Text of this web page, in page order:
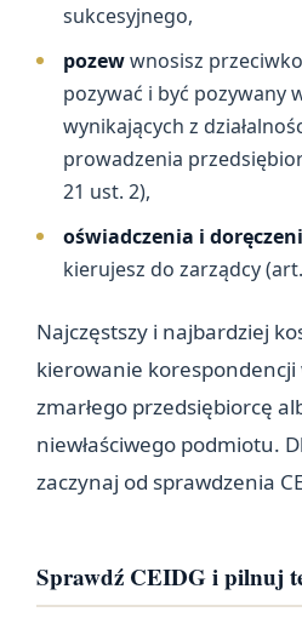
sukcesyjnego,
pozewwnosisz
pozywać i być pozywany
wynikających z
prowadzenia
21 ust. 2),
oświadczenia i
kierujesz do zarządcy
Najczęstszy i najbardziej
kierowanie korespondencji
zmarłego przedsiębiorcę
niewłaściwego podmiotu.
zaczynaj od sprawdzenia
Sprawdź CEIDG i pilnuj